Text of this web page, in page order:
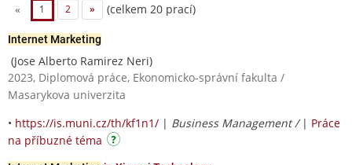
« 1 2 » (celkem 20 prací)
Internet Marketing
(Jose Alberto Ramirez Neri)
2023, Diplomová práce, Ekonomicko-správní fakulta /
Masarykova univerzita
• https://is.muni.cz/th/kf1n1/ | Business Management / | Práce
na příbuzné téma